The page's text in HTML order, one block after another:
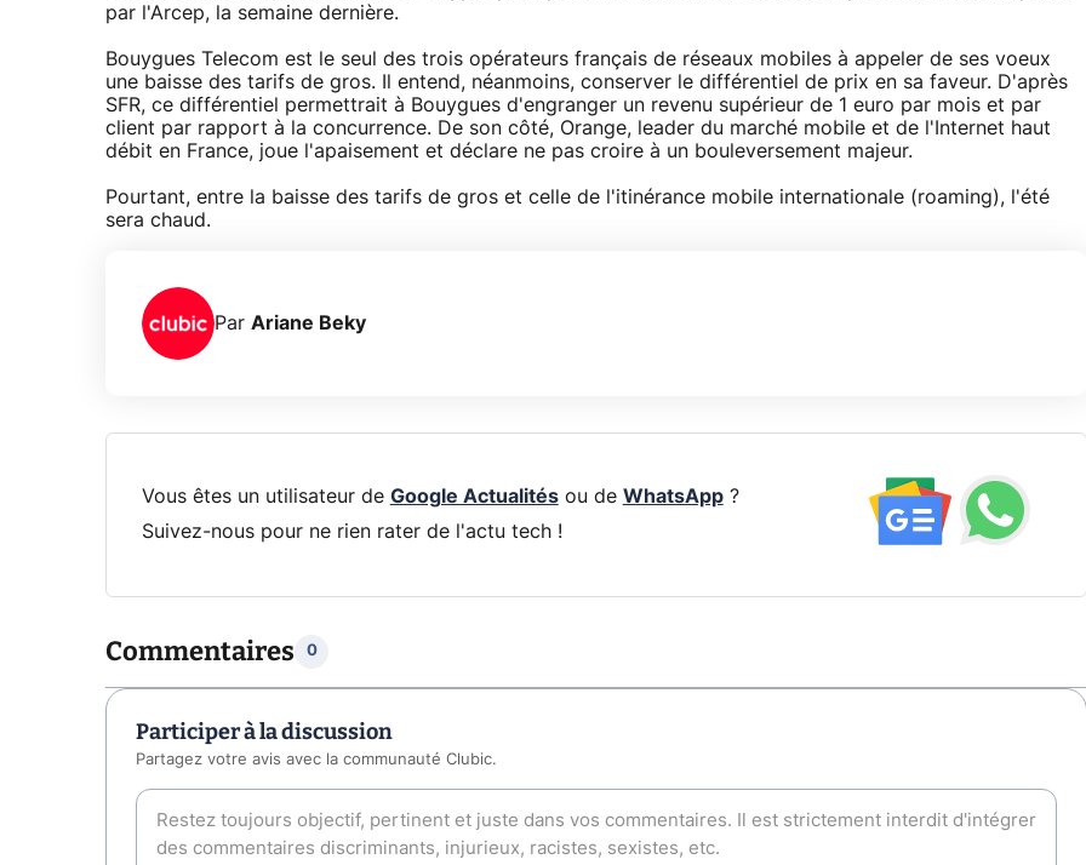
par l'Arcep, la semaine dernière.
Bouygues Telecom est le seul des trois opérateurs français de réseaux mobiles à appeler de ses voeux
une baisse des tarifs de gros. Il entend, néanmoins, conserver le différentiel de prix en sa faveur. D'après
SFR, ce différentiel permettrait à Bouygues d'engranger un revenu supérieur de 1 euro par mois et par
client par rapport à la concurrence. De son côté, Orange, leader du marché mobile et de l'Internet haut
débit en France, joue l'apaisement et déclare ne pas croire à un bouleversement majeur.
Pourtant, entre la baisse des tarifs de gros et celle de l'itinérance mobile internationale (roaming), l'été
sera chaud.
Par Ariane Beky
Vous êtes un utilisateur de Google Actualitésou de WhatsApp?
Suivez-nous pour ne rien rater de l'actu tech !
Commentaires 0
Participer à la discussion
Partagez votre avis avec la communauté Clubic.